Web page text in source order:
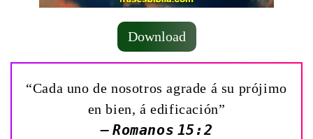
Download
“Cada uno de nosotros agrade á su prójimo
en bien, á edificación”
— Romanos 15:2